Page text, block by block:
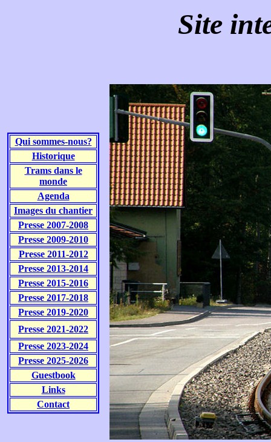
Site
Qui sommes-nous?
Historique
Trams dans le
monde
Agenda
Images du chantier
Presse 2007-2008
Presse 2009-2010
Presse 2011-2012
Presse 2013-2014
Presse 2015-2016
Presse 2017-2018
Presse 2019-2020
Presse 2021-2022
Presse 2023-2024
Presse 2025-2026
Guestbook
Links
Contact